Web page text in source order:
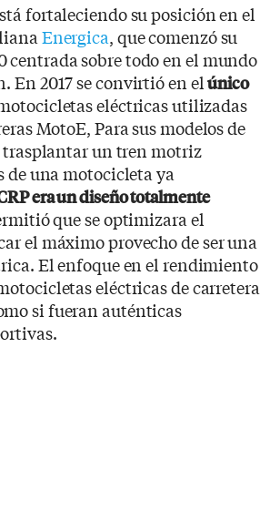
fortaleciendo su posición en el
Energica, que comenzó su
centrada sobre todo en el mundo
En 2017 se convirtió en elúnico
eléctricas utilizadas
MotoE, Para sus modelos de
trasplantar un tren motriz
de una motocicleta ya
era un diseño totalmente
que se optimizara el
el máximo provecho de ser una
El enfoque en el rendimiento
eléctricas de carretera
si fueran auténticas